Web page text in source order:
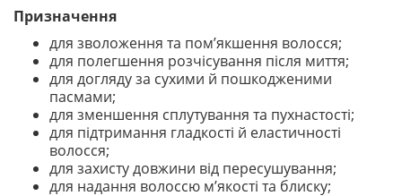
Призначення
для зволоження та пом’якшення волосся;
для полегшення розчісування після миття;
для догляду за сухими й пошкодженими
пасмами;
для зменшення сплутування та пухнастості;
для підтримання гладкості й еластичності
волосся;
для захисту довжини від пересушування;
для надання волоссю м’якості та блиску;